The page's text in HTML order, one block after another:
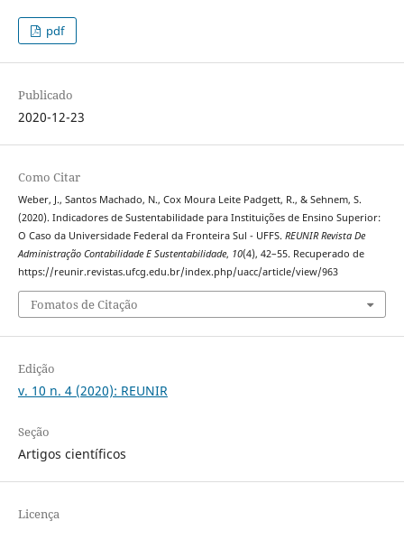
pdf
Publicado
2020-12-23
Como Citar
Weber, J., Santos Machado, N., Cox Moura Leite Padgett, R., & Sehnem, S.
(2020). Indicadores de Sustentabilidade para Instituições de Ensino Superior:
O Caso da Universidade Federal da Fronteira Sul - UFFS. REUNIR Revista De
Administração Contabilidade E Sustentabilidade, 10(4), 42–55. Recuperado de
https://reunir.revistas.ufcg.edu.br/index.php/uacc/article/view/963
Fomatos de Citação
Edição
v. 10 n. 4 (2020): REUNIR
Seção
Artigos científicos
Licença